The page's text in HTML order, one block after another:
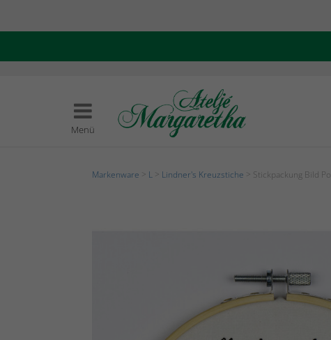
Menü
Markenware L Lindner's Kreuzstiche > Stickpackung Bild